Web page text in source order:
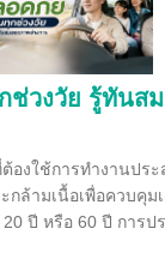
วงวัย รู้ทันส
องใช้การทำงานปร
ล้ามเนื้อเพื่อควบคุม
ปี หรือ 60 ปี การป